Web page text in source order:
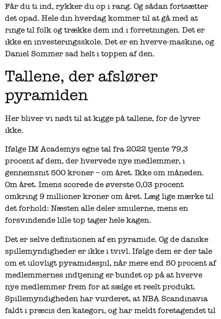
Får du ti ind, rykker du op i rang. Og sådan fortsætter
det opad. Hele din hverdag kommer til at gå med at
ringe til folk og trække dem ind i forretningen. Det er
ikke en investeringsskole. Det er en hverve-maskine, og
Daniel Sommer sad helt i toppen af den.
Tallene, der afslører
pyramiden
Her bliver vi nødt til at kigge på tallene, for de lyver
ikke.
Ifølge IM Academys egne tal fra 2022 tjente 79,3
procent af dem, der hvervede nye medlemmer, i
gennemsnit 500 kroner – om året. Ikke om måneden.
Om året. Imens scorede de øverste 0,03 procent
omkring 9 millioner kroner om året. Læg lige mærke til
det forhold: Næsten alle deler smulerne, mens en
forsvindende lille top tager hele kagen.
Det er selve definitionen af en pyramide. Og de danske
spillemyndigheder er ikke i tvivl. Ifølge dem er der tale
om et ulovligt pyramidespil, når mere end 50 procent af
medlemmernes indtjening er bundet op på at hverve
nye medlemmer frem for at sælge et reelt produkt.
Spillemyndigheden har vurderet, at NBA Scandinavia
faldt i præcis den kategori, og har meldt foretagendet til